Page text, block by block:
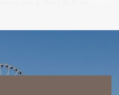
Er is volop werk- en
naar een hal met toegang tot